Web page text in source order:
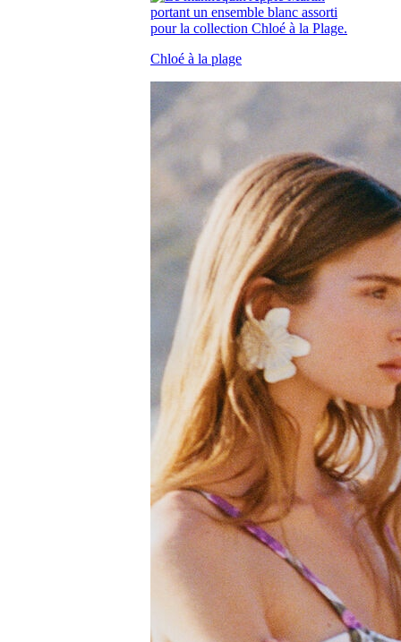
Chloé à la plage